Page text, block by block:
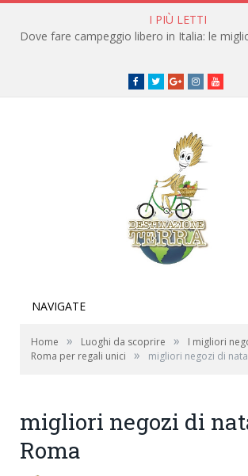
I PIÙ LETTI
Facebook
TwitterGoogle+instagramyoutube
NAVIGATE
Home » Luoghi da scoprire »
I migliori
Roma per regali unici
» migliori negozi di
migliori negozi di
Roma